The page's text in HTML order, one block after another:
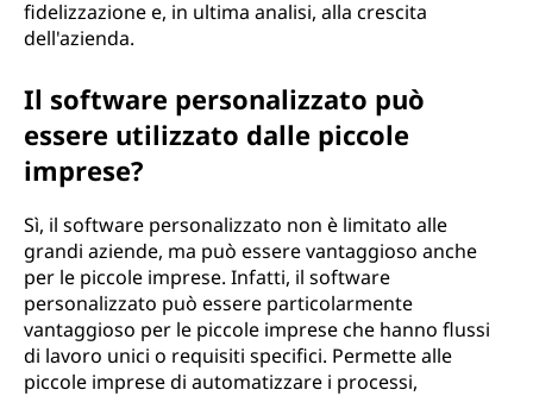
fidelizzazione e, in ultima analisi, alla crescita
dell'azienda.
Il software personalizzato può
essere utilizzato dalle piccole
imprese?
Sì, il software personalizzato non è limitato alle
grandi aziende, ma può essere vantaggioso anche
per le piccole imprese. Infatti, il software
personalizzato può essere particolarmente
vantaggioso per le piccole imprese che hanno flussi
di lavoro unici o requisiti specifici. Permette alle
piccole imprese di automatizzare i processi,